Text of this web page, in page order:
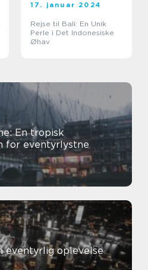
17. januar 2024
Rejse til Bali: En Unik
Perle i Det Indonesiske
Øhav
En tropisk
for eventyrlystne
eventyrlig oplevelse